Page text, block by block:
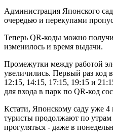
Администрация Японского
очередью и перекупами
Теперь QR-коды можно
изменилось и время выдачи.
Промежутки между работой
увеличились. Первый раз код
12:15, 14:15, 17:15, 19:15 и
для входа в парк по QR-код
Кстати, Японскому саду уже
туристы продолжают по утрам
прогуляться - даже в